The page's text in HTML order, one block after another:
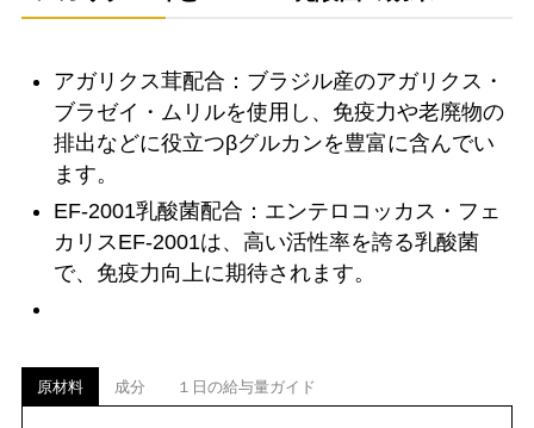
アガリクス茸配合：ブラジル産のアガリクス・
ブラゼイ・ムリルを使用し、免疫力や老廃物の
排出などに役立つβグルカンを豊富に含んでい
ます。
EF-2001乳酸菌配合：エンテロコッカス・フェ
カリスEF-2001は、高い活性率を誇る乳酸菌
で、免疫力向上に期待されます。
原材料 成分 １日の給与量ガイド